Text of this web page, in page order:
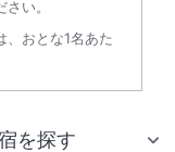
い。
、おとな1名あた
を探す